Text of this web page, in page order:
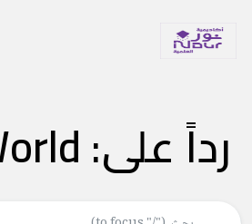
رداً على: Hello World